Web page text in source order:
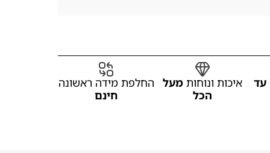
עד איכות ונוחות מעל
הכל
החלפת מידה ראשונה
חינם